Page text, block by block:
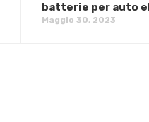
batterie per auto
Maggio 30, 2023